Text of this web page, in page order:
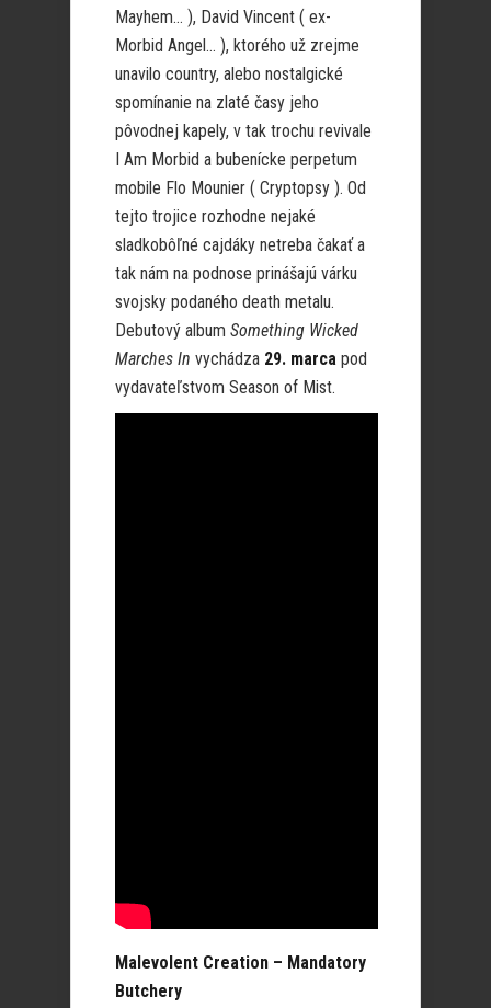
Mayhem… ), David Vincent ( ex-
Morbid Angel… ), ktorého už zrejme
unavilo country, alebo nostalgické
spomínanie na zlaté časy jeho
pôvodnej kapely, v tak trochu revivale
I Am Morbid a bubenícke perpetum
mobile Flo Mounier ( Cryptopsy ). Od
tejto trojice rozhodne nejaké
sladkobôľné cajdáky netreba čakať a
tak nám na podnose prinášajú várku
svojsky podaného death metalu.
Debutový album Something Wicked
Marches In vychádza 29. marca pod
vydavateľstvom Season of Mist.
Malevolent Creation – Mandatory
Butchery